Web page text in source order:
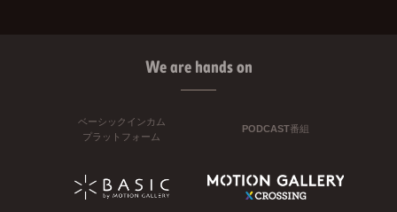
We are hands on
ベーシックインカム
プラットフォーム
PODCAST番組